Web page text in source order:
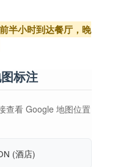
前半小时到达餐厅，晚
标注
查看 Google 地图位置
(酒店)